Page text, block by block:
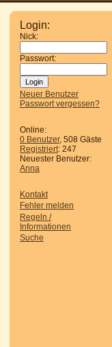
Login:
Nick:
Passwort:
Neuer Benutzer
Passwort vergessen?
Online:
0 Benutzer, 508 Gäste
Registriert: 247
Neuester Benutzer:
Anna
Kontakt
Fehler melden
Regeln /
Informationen
Suche